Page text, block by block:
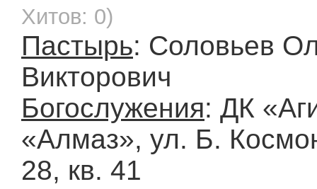
Хитов: 0)
Пастырь: Соловьев
Викторович
Богослужения: ДК
«Алмаз», ул. Б.
28, кв. 41